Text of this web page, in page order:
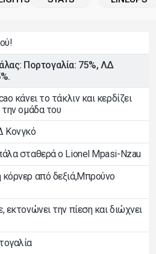
Πορτογαλία: 75%, ΛΔ
κάνει το τάκλιν και κερδίζει
την ομάδα του
Κονγκό
σταθερά ο Lionel Mpasi-Nzau
κόρνερ από δεξιά,Μπρούνο
εκτονώνει την πίεση και διώχνει